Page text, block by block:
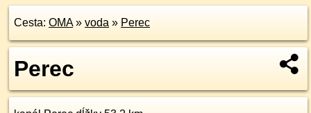
Cesta: OMA» voda » Perec
Perec